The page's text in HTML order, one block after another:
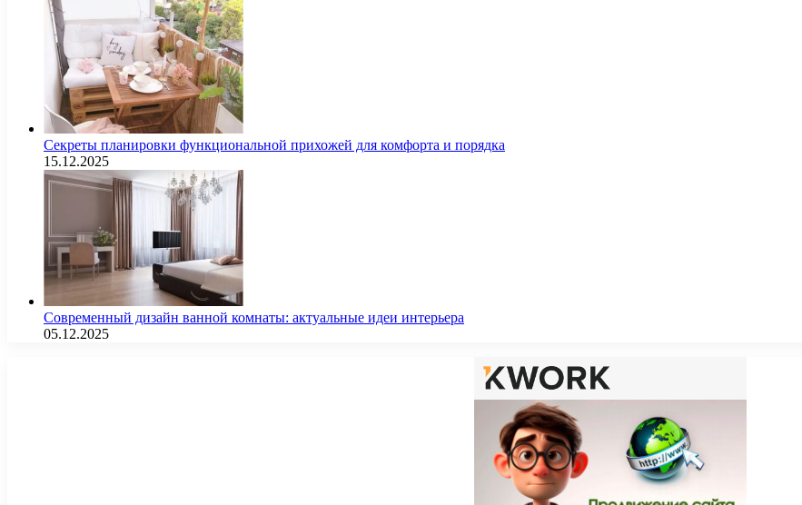
Секреты планировки функциональной прихожей для комфорта и порядка
15.12.2025
Современный дизайн ванной комнаты: актуальные идеи интерьера
05.12.2025